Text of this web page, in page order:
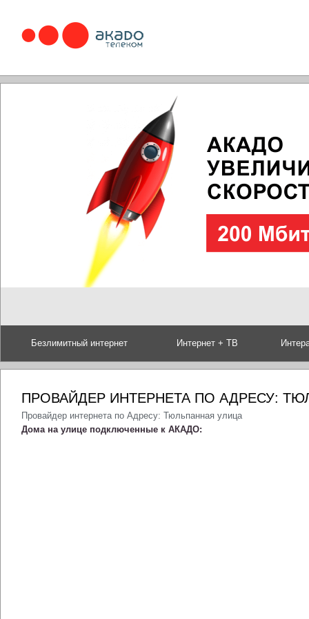
Безлимитный интернет Интернет + ТВ
ПРОВАЙДЕР ИНТЕРНЕТА ПО АДРЕСУ:
Провайдер интернета по Адресу: Тюльпанная улица
Дома на улице подключенные к АКАДО: